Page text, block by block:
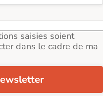
saisies soient
dans le cadre de ma